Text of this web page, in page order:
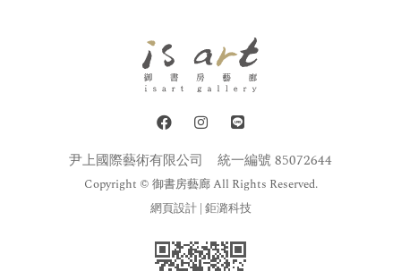
尹上國際藝術有限公司 統一編號 85072644
Copyright © 御書房藝廊 All Rights Reserved.
網頁設計| 鉅潞科技